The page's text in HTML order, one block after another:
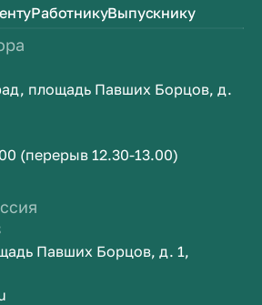
РаботникуВыпускнику
площадь Павших Борцов, д.
(перерыв 12.30-13.00)
Павших Борцов, д. 1,